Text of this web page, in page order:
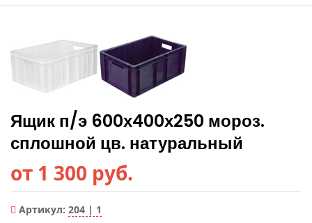
Ящик п/э 600х400х250 мороз.
сплошной цв. натуральный
от 1 300 руб.
Артикул: 204 | 1